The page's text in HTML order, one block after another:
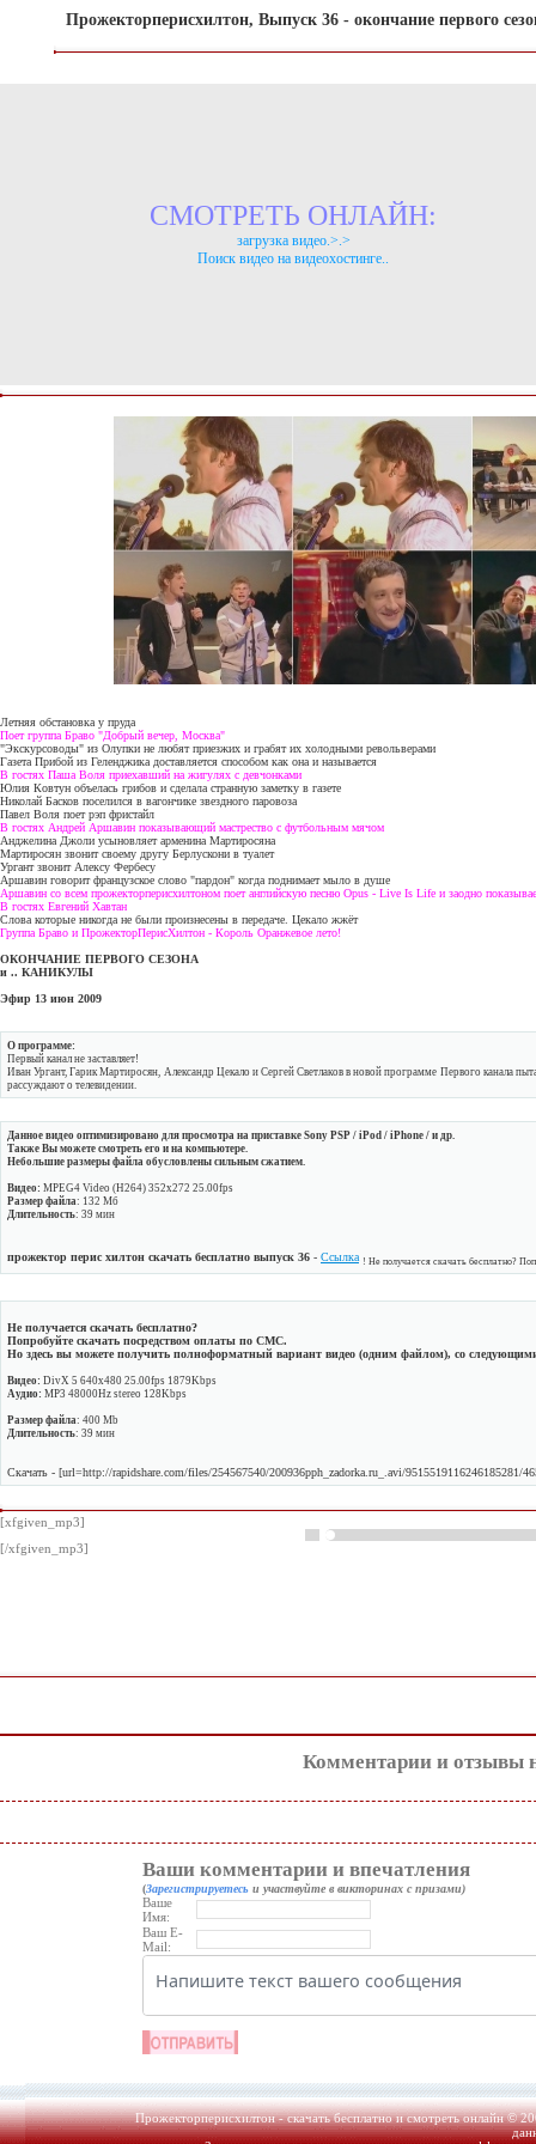
Прожекторперисхилтон, Выпуск 36 - окончание первого
СМОТРЕТЬ ОНЛАЙН:
загрузка видео.>.>
Поиск видео на видеохостинге..
Летняя обстановка у пруда
Поет группа Браво "Добрый вечер, Москва"
"Экскурсоводы" из Олупки не любят приезжих и грабят их холодными револьверами
Газета Прибой из Геленджика доставляется способом как она и называется
В гостях Паша Воля приехавший на жигулях с девчонками
Юлия Ковтун объелась грибов и сделала странную заметку в газете
Николай Басков поселился в вагончике звездного паровоза
Павел Воля поет рэп фристайл
В гостях Андрей Аршавин показывающий мастрество с футбольным мячом
Анджелина Джоли усыновляет арменина Мартиросяна
Мартиросян звонит своему другу Берлускони в туалет
Ургант звонит Алексу Фербесу
Аршавин говорит французское слово "пардон" когда поднимает мыло в душе
Аршавин со всем прожекторперисхилтоном поет английскую песню Opus - Live Is Life и заодно
В гостях Евгений Хавтан
Слова которые никогда не были произнесены в передаче. Цекало жжёт
Группа Браво и ПрожекторПерисХилтон - Король Оранжевое лето!
ОКОНЧАНИЕ ПЕРВОГО СЕЗОНА
и .. КАНИКУЛЫ
Эфир 13 июн 2009
О программе:
Первый канал не заставляет!
Иван Ургант, Гарик Мартиросян, Александр Цекало и Сергей Светлаков в новой программе Первого канала
рассуждают о телевидении.
Данное видео оптимизировано для просмотра на приставке Sony PSP / iPod / iPhone / и др.
Также Вы можете смотреть его и на компьютере.
Небольшие размеры файла обусловлены сильным сжатием.
Видео: MPEG4 Video (H264) 352x272 25.00fps
Размер файла: 132 Мб
Длительность: 39 мин
прожектор перис хилтон скачать бесплатно выпуск 36 - Ссылка ! Не получается скачать бесплатно?
Не получается скачать бесплатно?
Попробуйте скачать посредством оплаты по СМС.
Но здесь вы можете получить полноформатный вариант видео (одним файлом), со
Видео: DivX 5 640x480 25.00fps 1879Kbps
Аудио: MP3 48000Hz stereo 128Kbps
Размер файла: 400 Mb
Длительность: 39 мин
Скачать - [url=http://rapidshare.com/files/254567540/200936pph_zadorka.ru_.avi/9515519116246185281/
[xfgiven_mp3]
[/xfgiven_mp3]
Комментарии и отзывы
Ваши комментарии и впечатления
(Зарегистрируетесьи участвуйте в викторинах с призами)
Ваше
Имя:
Ваш E-
Mail:
Прожекторперисхилтон - скачать бесплатно и смотреть онлайн ©